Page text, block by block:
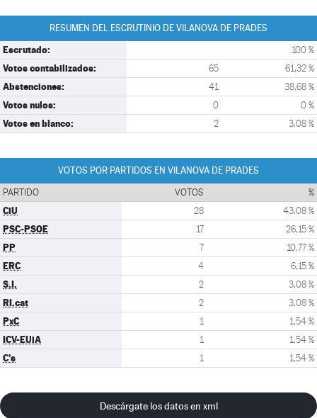
RESUMEN DEL ESCRUTINIO DE VILANOVA DE PRADES
Escrutado: 100 %
Votos contabilizados: 65 61,32 %
Abstenciones: 41 38,68 %
Votos nulos: 0 0 %
Votos en blanco: 2 3,08 %
VOTOS POR PARTIDOS EN VILANOVA DE PRADES
PARTIDO VOTOS %
CiU 28 43,08 %
PSC-PSOE 17 26,15 %
PP 7 10,77 %
ERC 4 6,15 %
S.I. 2 3,08 %
RI.cat 2 3,08 %
PxC 1 1,54 %
ICV-EUiA 1 1,54 %
C's 1 1,54 %
Descárgate los datos en xml